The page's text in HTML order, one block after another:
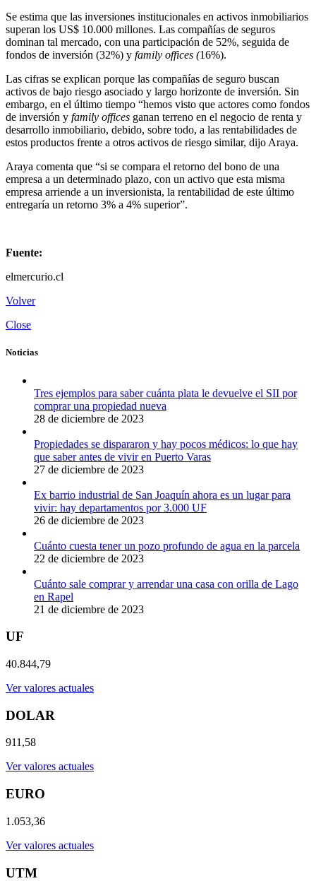
Se estima que las inversiones institucionales en activos inmobiliarios
superan los US$ 10.000 millones. Las compañías de seguros
dominan tal mercado, con una participación de 52%, seguida de
fondos de inversión (32%) y family offices (16%).
Las cifras se explican porque las compañías de seguro buscan
activos de bajo riesgo asociado y largo horizonte de inversión. Sin
embargo, en el último tiempo “hemos visto que actores como fondos
de inversión y family offices ganan terreno en el negocio de renta y
desarrollo inmobiliario, debido, sobre todo, a las rentabilidades de
estos productos frente a otros activos de riesgo similar, dijo Araya.
Araya comenta que “si se compara el retorno del bono de una
empresa a un determinado plazo, con un activo que esta misma
empresa arriende a un inversionista, la rentabilidad de este último
entregaría un retorno 3% a 4% superior”.
Fuente:
elmercurio.cl
Volver
Close
Noticias
Tres ejemplos para saber cuánta plata le devuelve el SII por
comprar una propiedad nueva
28 de diciembre de 2023
Propiedades se dispararon y hay pocos médicos: lo que hay
que saber antes de vivir en Puerto Varas
27 de diciembre de 2023
Ex barrio industrial de San Joaquín ahora es un lugar para
vivir: hay departamentos por 3.000 UF
26 de diciembre de 2023
Cuánto cuesta tener un pozo profundo de agua en la parcela
22 de diciembre de 2023
Cuánto sale comprar y arrendar una casa con orilla de Lago
en Rapel
21 de diciembre de 2023
UF
40.844,79
Ver valores actuales
DOLAR
911,58
Ver valores actuales
EURO
1.053,36
Ver valores actuales
UTM